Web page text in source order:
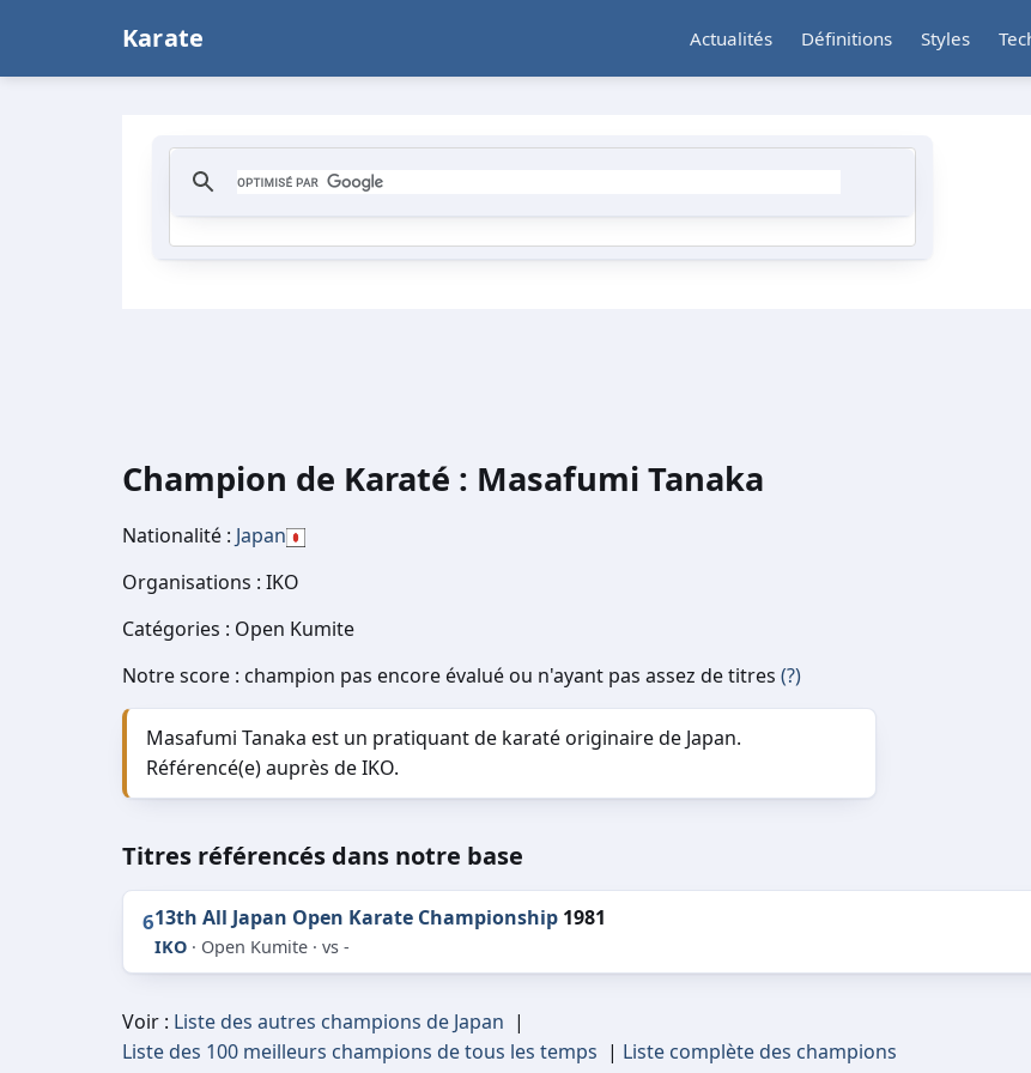
Karate Actualités Définitions Styles
Champion de Karaté : Masafumi Tanaka
Nationalité : Japan
Organisations : IKO
Catégories : Open Kumite
Notre score : champion pas encore évalué ou n'ayant pas assez de titres (?)
Masafumi Tanaka est un pratiquant de karaté originaire de Japan.
Référencé(e) auprès de IKO.
Titres référencés dans notre base
613th All Japan Open Karate Championship 1981
IKO · Open Kumite · vs -
Voir : Liste des autres champions de Japan |
Liste des 100 meilleurs champions de tous les temps | Liste complète des champions